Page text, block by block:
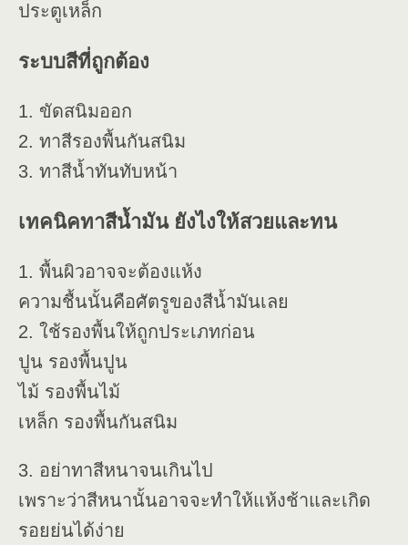
ประตูเหล็ก
ระบบสีที่ถูกต้อง
1. ขัดสนิมออก
2. ทาสีรองพื้นกันสนิม
3. ทาสีน้ำทันทับหน้า
เทคนิคทาสีน้ำมัน ยังไงให้สวยและทน
1. พื้นผิวอาจจะต้องแห้ง
ความชื้นนั้นคือศัตรูของสีน้ำมันเลย
2. ใช้รองพื้นให้ถูกประเภทก่อน
ปูน รองพื้นปูน
ไม้ รองพื้นไม้
เหล็ก รองพื้นกันสนิม
3. อย่าทาสีหนาจนเกินไป
เพราะว่าสีหนานั้นอาจจะทำให้แห้งช้าและเกิด
รอยย่นได้ง่าย